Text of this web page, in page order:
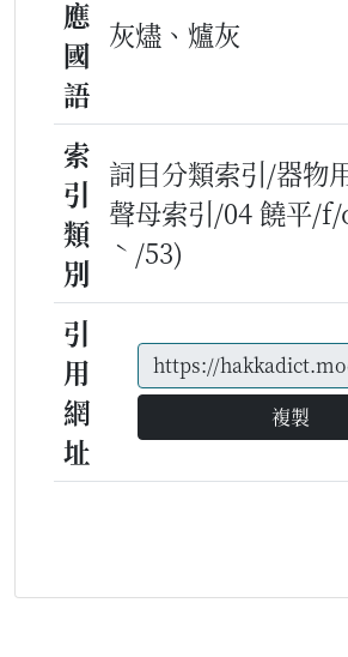
應
國
語
灰燼、爐灰
索
引
類
別
詞目分類索引/器物
聲母索引/04 饒平/
ˋ/53)
引
用
網
址
複製